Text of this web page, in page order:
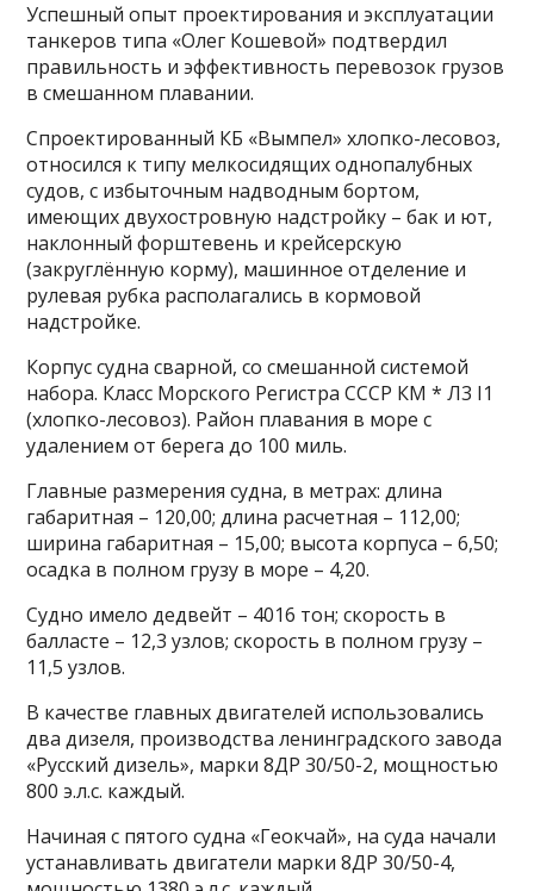
Успешный опыт проектирования и эксплуатации
танкеров типа «Олег Кошевой» подтвердил
правильность и эффективность перевозок грузов
в смешанном плавании.
Спроектированный КБ «Вымпел» хлопко-лесовоз,
относился к типу мелкосидящих однопалубных
судов, с избыточным надводным бортом,
имеющих двухостровную надстройку – бак и ют,
наклонный форштевень и крейсерскую
(закруглённую корму), машинное отделение и
рулевая рубка располагались в кормовой
надстройке.
Корпус судна сварной, со смешанной системой
набора. Класс Морского Регистра СССР КМ * Л3 I1
(хлопко-лесовоз). Район плавания в море с
удалением от берега до 100 миль.
Главные размерения судна, в метрах: длина
габаритная – 120,00; длина расчетная – 112,00;
ширина габаритная – 15,00; высота корпуса – 6,50;
осадка в полном грузу в море – 4,20.
Судно имело дедвейт – 4016 тон; скорость в
балласте – 12,3 узлов; скорость в полном грузу –
11,5 узлов.
В качестве главных двигателей использовались
два дизеля, производства ленинградского завода
«Русский дизель», марки 8ДР 30/50-2, мощностью
800 э.л.с. каждый.
Начиная с пятого судна «Геокчай», на суда начали
устанавливать двигатели марки 8ДР 30/50-4,